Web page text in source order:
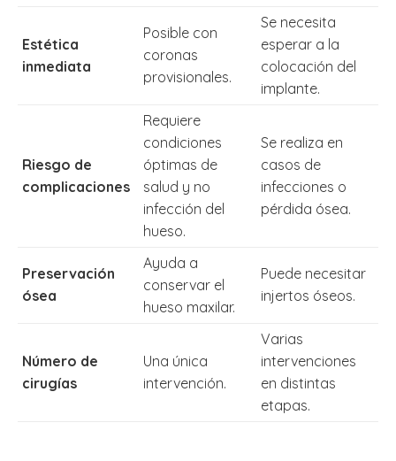
Estética
inmediata
Posible con
coronas
provisionales.
Se necesita
esperar a la
colocación del
implante.
Riesgo de
complicaciones
Requiere
condiciones
óptimas de
salud y no
infección del
hueso.
Se realiza en
casos de
infecciones o
pérdida ósea.
Preservación
ósea
Ayuda a
conservar el
hueso maxilar.
Puede necesitar
injertos óseos.
Número de
cirugías
Una única
intervención.
Varias
intervenciones
en distintas
etapas.